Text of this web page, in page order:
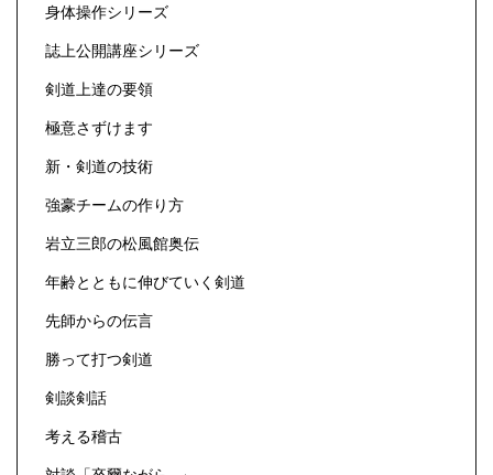
身体操作シリーズ
誌上公開講座シリーズ
剣道上達の要領
極意さずけます
新・剣道の技術
強豪チームの作り方
岩立三郎の松風館奥伝
年齢とともに伸びていく剣道
先師からの伝言
勝って打つ剣道
剣談剣話
考える稽古